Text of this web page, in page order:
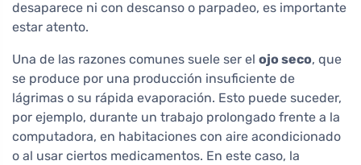
desaparece ni con descanso o parpadeo, es importante
estar atento.
Una de las razones comunes suele ser el ojo seco, que
se produce por una producción insuficiente de
lágrimas o su rápida evaporación. Esto puede suceder,
por ejemplo, durante un trabajo prolongado frente a la
computadora, en habitaciones con aire acondicionado
o al usar ciertos medicamentos. En este caso, la